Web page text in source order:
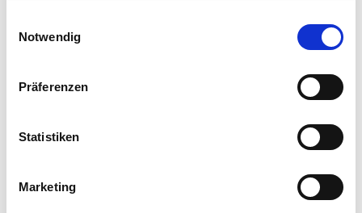
Notwendig
Präferenzen
Statistiken
Marketing
Osa 17
Osa 19
Osa 21